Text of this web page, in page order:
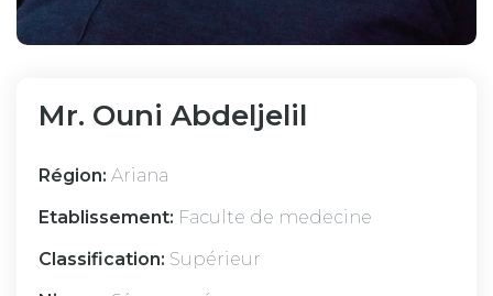
Mr. Ouni Abdeljelil
Région: Ariana
Etablissement: Faculte de medecine
Classification: Supérieur